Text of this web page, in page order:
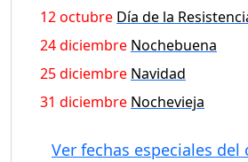
12 octubre Día de la
24 diciembre Nochebuena
25 diciembre Navidad
31 diciembre Nochevieja
Ver fechas especiales del